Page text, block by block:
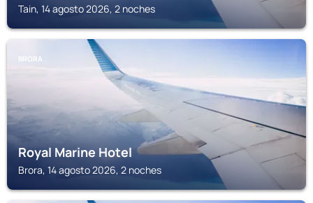
Tain, 14 agosto 2026, 2 noches
BRORA
Royal Marine Hotel
Brora, 14 agosto 2026, 2 noches